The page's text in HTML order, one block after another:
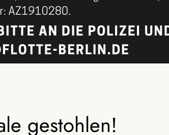
gestohlen!